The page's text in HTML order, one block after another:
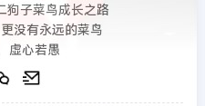
狗子菜鸟成长之路
没有永远的菜鸟
虚心若愚